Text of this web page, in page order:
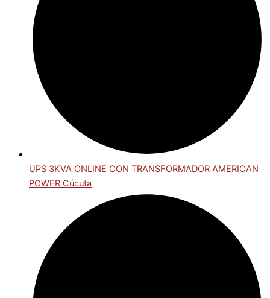
UPS 3KVA ONLINE CON TRANSFORMADOR AMERICAN
POWER Cúcuta